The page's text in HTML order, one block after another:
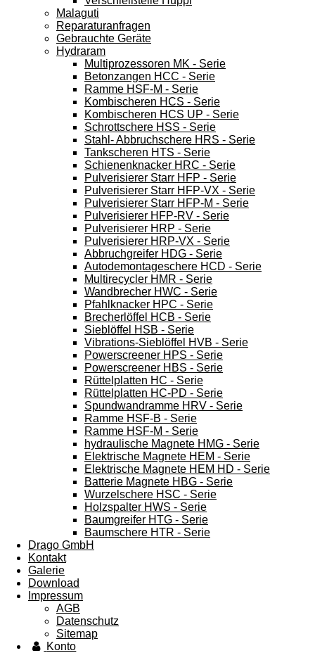
Malaguti
Reparaturanfragen
Gebrauchte Geräte
Hydraram
Multiprozessoren MK - Serie
Betonzangen HCC - Serie
Ramme HSF-M - Serie
Kombischeren HCS - Serie
Kombischeren HCS UP - Serie
Schrottschere HSS - Serie
Stahl- Abbruchschere HRS - Serie
Tankscheren HTS - Serie
Schienenknacker HRC - Serie
Pulverisierer Starr HFP - Serie
Pulverisierer Starr HFP-VX - Serie
Pulverisierer Starr HFP-M - Serie
Pulverisierer HFP-RV - Serie
Pulverisierer HRP - Serie
Pulverisierer HRP-VX - Serie
Abbruchgreifer HDG - Serie
Autodemontageschere HCD - Serie
Multirecycler HMR - Serie
Wandbrecher HWC - Serie
Pfahlknacker HPC - Serie
Brecherlöffel HCB - Serie
Sieblöffel HSB - Serie
Vibrations-Sieblöffel HVB - Serie
Powerscreener HPS - Serie
Powerscreener HBS - Serie
Rüttelplatten HC - Serie
Rüttelplatten HC-PD - Serie
Spundwandramme HRV - Serie
Ramme HSF-B - Serie
Ramme HSF-M - Serie
hydraulische Magnete HMG - Serie
Elektrische Magnete HEM - Serie
Elektrische Magnete HEM HD - Serie
Batterie Magnete HBG - Serie
Wurzelschere HSC - Serie
Holzspalter HWS - Serie
Baumgreifer HTG - Serie
Baumschere HTR - Serie
Drago GmbH
Kontakt
Galerie
Download
Impressum
AGB
Datenschutz
Sitemap
Konto